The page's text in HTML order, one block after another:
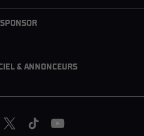
& ANNONCEURS